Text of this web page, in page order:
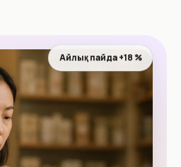
Айлық пайда +18 %